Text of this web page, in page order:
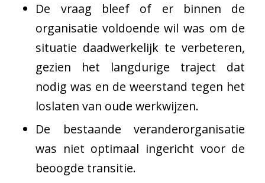
De vraag bleef of er binnen de
organisatie voldoende wil was om de
situatie daadwerkelijk te verbeteren,
gezien het langdurige traject dat
nodig was en de weerstand tegen het
loslaten van oude werkwijzen.
De bestaande veranderorganisatie
was niet optimaal ingericht voor de
beoogde transitie.